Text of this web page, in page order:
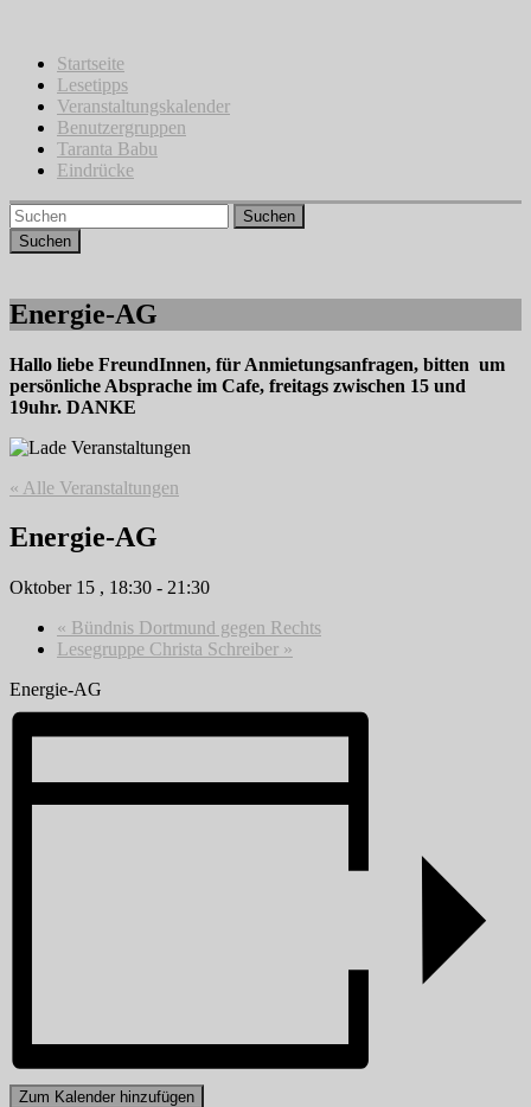
springenStartseite
Lesetipps
Veranstaltungskalender
Benutzergruppen
Taranta Babu
Eindrücke
Suchen
Energie-AG
Hallo liebe FreundInnen, für Anmietungsanfragen, bitten um
persönliche Absprache im Cafe, freitags zwischen 15 und
19uhr. DANKE
« Alle Veranstaltungen
Energie-AG
Oktober 15 , 18:30 - 21:30
« Bündnis Dortmund gegen Rechts
Lesegruppe Christa Schreiber »
Energie-AG
Zum Kalender hinzufügen